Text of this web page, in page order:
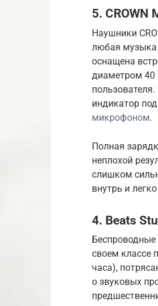
5. CROWN
Наушники
любая музыка
оснащена
диаметром 40
индикатор
микрофоном.
Полная
неплохой
слишком
внутрь и
4. Beats
своем классе
часа),
о звуковых